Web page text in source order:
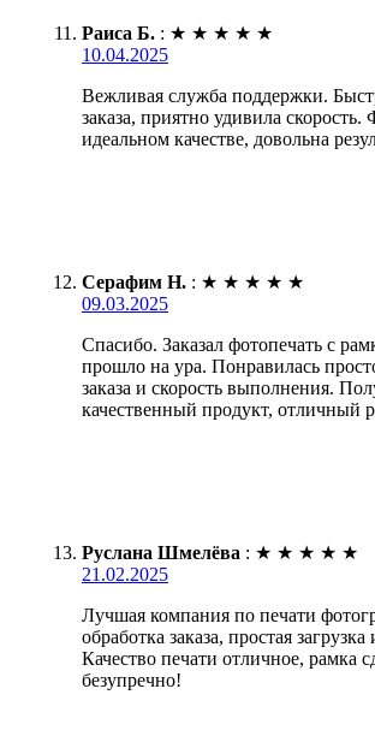
Раиса Б. : ★ ★ ★ ★ ★
10.04.2025
Вежливая служба поддержки.
заказа, приятно удивила
идеальном качестве, довольна
Серафим Н. : ★ ★ ★ ★ ★
09.03.2025
Спасибо. Заказал фотопечать с
прошло на ура. Понравилась
заказа и скорость выполнения.
качественный продукт, отличный
Руслана Шмелёва : ★ ★ ★ ★ ★
21.02.2025
Лучшая компания по печати
обработка заказа, простая
Качество печати отличное, рамка
безупречно!